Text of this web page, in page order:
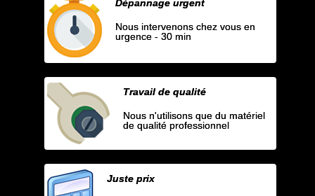
Dépannage urgent
Nous intervenons chez vous en
urgence - 30 min
Travail de qualité
Nous n'utilisons que du matériel
de qualité professionnel
Juste prix